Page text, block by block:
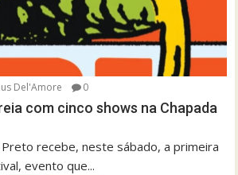
Del'Amore 0
com cinco shows na Chapada
Preto recebe, neste sábado, a primeira
evento que...